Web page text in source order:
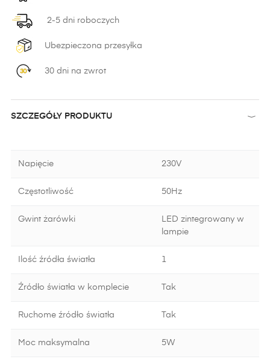
2-5 dni roboczych
Ubezpieczona przesyłka
30 dni na zwrot
SZCZEGÓŁY PRODUKTU
Napięcie 230V
Częstotliwość 50Hz
Gwint żarówki
LED zintegrowany w
lampie
Ilość źródła światła 1
Źródło światła w komplecie Tak
Ruchome źródło światła Tak
Moc maksymalna 5W